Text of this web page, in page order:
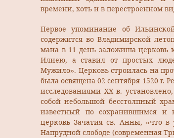
времени, хоть и в перестроенном
Первое упоминание об
содержится во Владимирской
маиа в 11 день заложиша церковь
Илиею, а ставил от простых
Мужило». Церковь строилась на
была освящена 02 сентября 1520 г.
исследованиями XX в.
собой небольшой бесстолпный
известный по сохранившимся и
церковь Зачатия св. Анны, «что в
Напрудной слободе (современная